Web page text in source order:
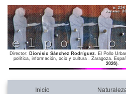
Director: Dionisio Sánchez Rodríguez. El Pollo
política, información, ocio y cultura . Zaragoza.
2026).
Inicio